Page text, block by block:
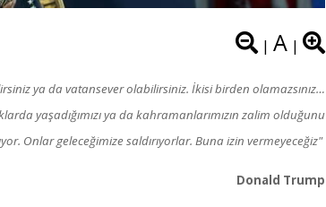
| A |
ya da vatansever olabilirsiniz. İkisi birden olamazsınız…
yaşadığımızı ya da kahramanlarımızın zalim olduğunu
Onlar geleceğimize saldırıyorlar. Buna izin vermeyeceğiz"
Donald Trump